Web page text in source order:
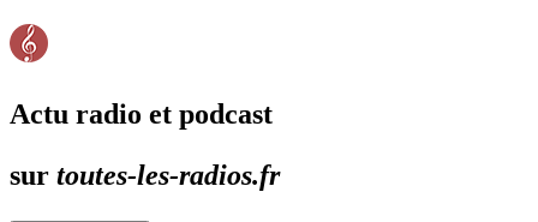
Actu radio et podcast
sur toutes-les-radios.fr